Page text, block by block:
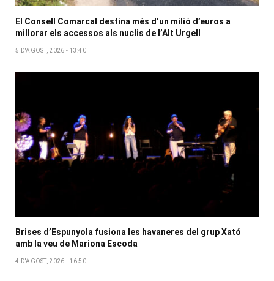
El Consell Comarcal destina més d’un milió d’euros a
millorar els accessos als nuclis de l’Alt Urgell
5 D'AGOST, 2026 - 13:40
Brises d’Espunyola fusiona les havaneres del grup Xató
amb la veu de Mariona Escoda
4 D'AGOST, 2026 - 16:50